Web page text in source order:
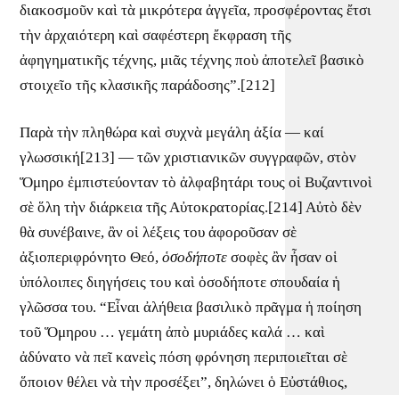
διακοσμοῦν καὶ τὰ μικρότερα ἀγγεῖα, προσφέροντας ἔτσι
τὴν ἀρχαιότερη καὶ σαφέστερη ἔκφραση τῆς
ἀφηγηματικῆς τέχνης, μιᾶς τέχνης ποὺ ἀποτελεῖ βασικὸ
στοιχεῖο τῆς κλασικῆς παράδοσης”.[212]
Παρὰ τὴν πληθώρα καὶ συχνὰ μεγάλη ἀξία — καί
γλωσσική[213] — τῶν χριστιανικῶν συγγραφῶν, στὸν
Ὅμηρο ἐμπιστεύονταν τὸ ἀλφαβητάρι τους οἱ Βυζαντινοὶ
σὲ ὅλη τὴν διάρκεια τῆς Αὐτοκρατορίας.[214] Αὐτὸ δὲν
θὰ συνέβαινε, ἂν οἱ λέξεις του ἀφοροῦσαν σὲ
ἀξιοπεριφρόνητο Θεό,ὁσοδήποτεσοφὲς ἂν ἦσαν οἱ
ὑπόλοιπες διηγήσεις του καὶ ὁσοδήποτε σπουδαία ἡ
γλῶσσα του. “Εἶναι ἀλήθεια βασιλικὸ πρᾶγμα ἡ ποίηση
τοῦ Ὅμηρου … γεμάτη ἀπὸ μυριάδες καλά … καὶ
ἀδύνατο νὰ πεῖ κανεὶς πόση φρόνηση περιποιεῖται σὲ
ὅποιον θέλει νὰ τὴν προσέξει”, δηλώνει ὁ Εὐστάθιος,